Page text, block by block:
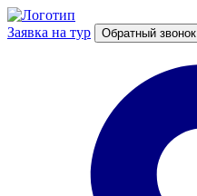
Заявка на тур Обратный звонок